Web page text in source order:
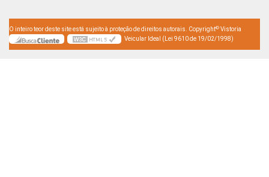
O inteiro teor deste site está sujeito à proteção de direitos autorais. Copyright© Vistoria
Veicular Ideal (Lei 9610 de 19/02/1998)